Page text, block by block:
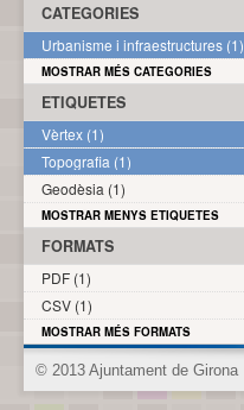
CATEGORIES
Urbanisme i infraestructures (1)
MOSTRAR MÉS CATEGORIES
ETIQUETES
Vèrtex (1)
Topografia (1)
Geodèsia (1)
MOSTRAR MENYS ETIQUETES
FORMATS
PDF (1)
CSV (1)
MOSTRAR MÉS FORMATS
© 2013 Ajuntament de Girona